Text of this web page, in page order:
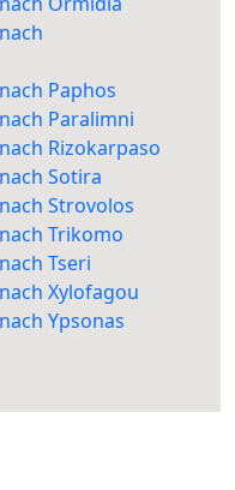
Paphos
Paralimni
Rizokarpaso
Sotira
Strovolos
Trikomo
Tseri
Xylofagou
Ypsonas